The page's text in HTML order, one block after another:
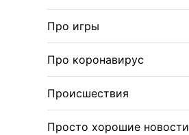
Про игры
Про коронавирус
Происшествия
Просто хорошие новости